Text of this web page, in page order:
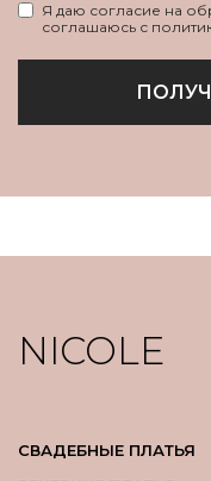
Я даю согласие на
соглашаюсь с
NICOLE
СВАДЕБНЫЕ ПЛАТЬЯ